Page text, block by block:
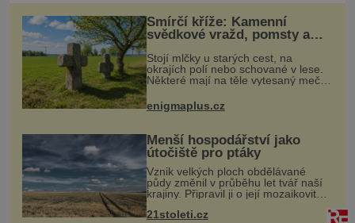
Smírčí kříže: Kamenní
svědkové vražd, pomsty a
dávných vin
Stojí mlčky u starých cest, na
okrajích polí nebo schované v lese.
Některé mají na těle vytesaný meč,
jiné sekeru, v dalším případě jde jen
o prostý kříž. Na první pohled
vypadají jako zapomenuté nábo
enigmaplus.cz
Menší hospodářství jako
útočiště pro ptáky
Vznik velkých ploch obdělávané
půdy změnil v průběhu let tvář naší
krajiny. Připravil ji o její mozaikovitost
a mnohé živočichy o útočiště, jež
nacházeli v remízkách, alejích či na
21stoleti.cz